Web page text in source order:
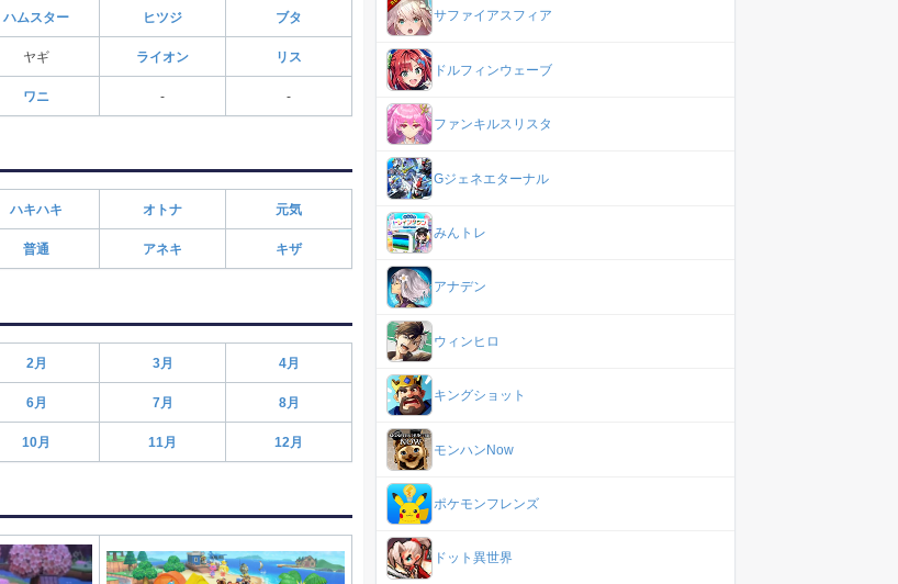
ハムスター ヒツジ ブタ
ヤギ ライオン リス
ワニ - -
ハキハキ オトナ 元気
普通 アネキ キザ
2月 3月 4月
6月 7月 8月
10月 11月 12月
サファイアスフィア
ドルフィンウェーブ
ファンキルスリスタ
Gジェネエターナル
みんトレ
アナデン
ウィンヒロ
キングショット
モンハンNow
ポケモンフレンズ
ドット異世界